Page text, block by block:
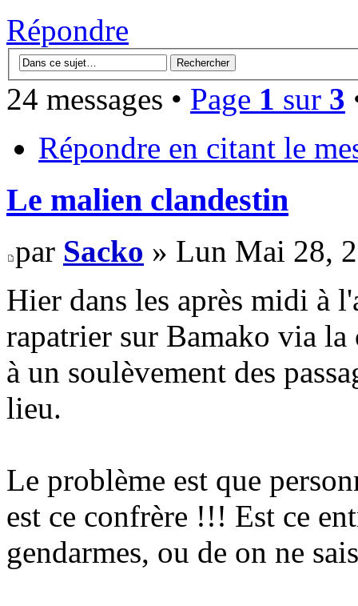
Répondre
24 messages • Page 1 sur 3
Répondre en citant le
Le malien clandestin
par Sacko » Lun Mai 28,
Hier dans les après midi à
rapatrier sur Bamako via
à un soulèvement des
lieu.
Le problème est que
est ce confrère !!! Est ce
gendarmes, ou de on ne